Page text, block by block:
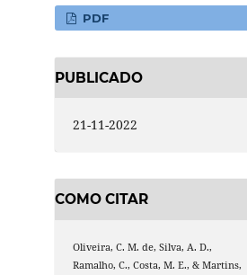
PDF
PUBLICADO
21-11-2022
COMO CITAR
Oliveira, C. M. de, Silva, A. D.,
Ramalho, C., Costa, M. E., & Martins,